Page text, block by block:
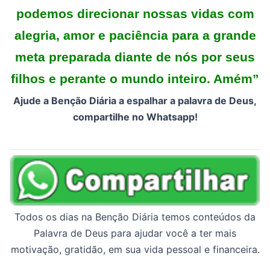
podemos direcionar nossas vidas com
alegria, amor e paciência para a grande
meta preparada diante de nós por seus
filhos e perante o mundo inteiro. Amém”
Ajude a Benção Diária a espalhar a palavra de Deus,
compartilhe no Whatsapp!
Todos os dias na Benção Diária temos conteúdos da
Palavra de Deus para ajudar você a ter mais
motivação, gratidão, em sua vida pessoal e financeira.